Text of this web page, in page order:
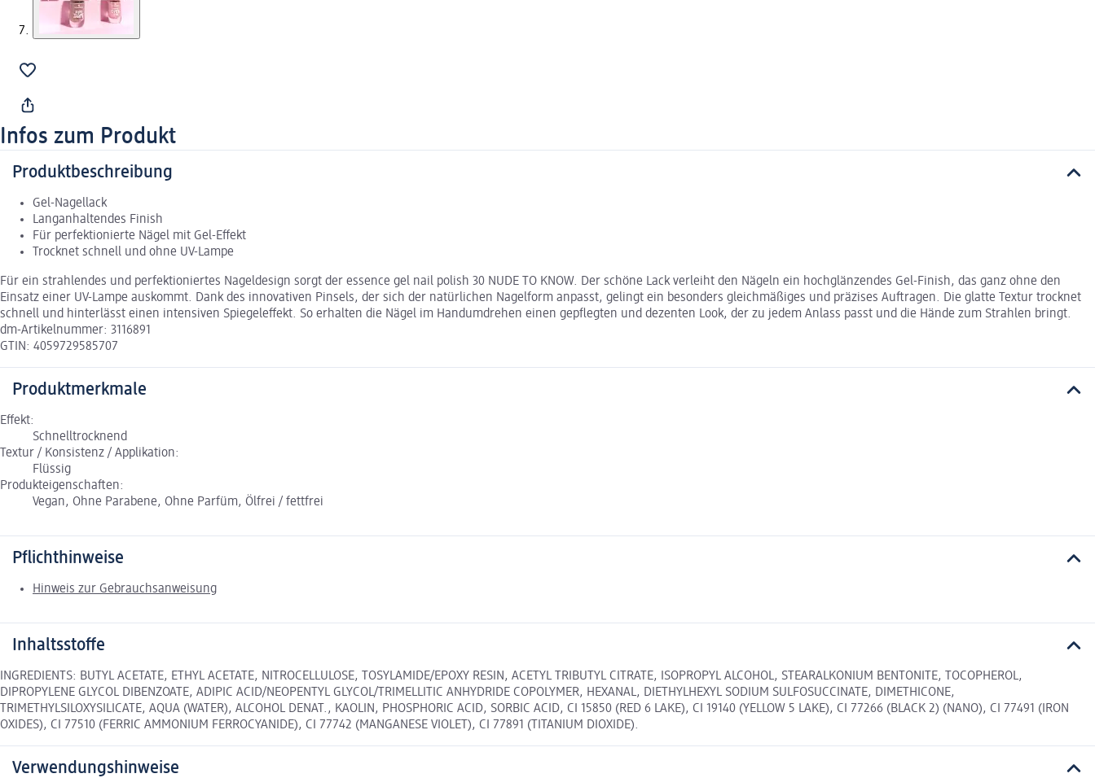
Infos zum Produkt
Produktbeschreibung
Gel-Nagellack
Langanhaltendes Finish
Für perfektionierte Nägel mit Gel-Effekt
Trocknet schnell und ohne UV-Lampe
Für ein strahlendes und perfektioniertes Nageldesign sorgt der essence gel nail polish 30 NUDE TO KNOW. Der schöne Lack verleiht den Nägeln ein hochglänzendes Gel-Finish, das ganz ohne den
Einsatz einer UV-Lampe auskommt. Dank des innovativen Pinsels, der sich der natürlichen Nagelform anpasst, gelingt ein besonders gleichmäßiges und präzises Auftragen. Die glatte Textur trocknet
schnell und hinterlässt einen intensiven Spiegeleffekt. So erhalten die Nägel im Handumdrehen einen gepflegten und dezenten Look, der zu jedem Anlass passt und die Hände zum Strahlen bringt.
dm-Artikelnummer: 3116891
GTIN: 4059729585707
Produktmerkmale
Effekt:
Schnelltrocknend
Textur / Konsistenz / Applikation:
Flüssig
Produkteigenschaften:
Vegan, Ohne Parabene, Ohne Parfüm, Ölfrei / fettfrei
Pflichthinweise
Hinweis zur Gebrauchsanweisung
Inhaltsstoffe
INGREDIENTS: BUTYL ACETATE, ETHYL ACETATE, NITROCELLULOSE, TOSYLAMIDE/EPOXY RESIN, ACETYL TRIBUTYL CITRATE, ISOPROPYL ALCOHOL, STEARALKONIUM BENTONITE, TOCOPHEROL,
DIPROPYLENE GLYCOL DIBENZOATE, ADIPIC ACID/NEOPENTYL GLYCOL/TRIMELLITIC ANHYDRIDE COPOLYMER, HEXANAL, DIETHYLHEXYL SODIUM SULFOSUCCINATE, DIMETHICONE,
TRIMETHYLSILOXYSILICATE, AQUA (WATER), ALCOHOL DENAT., KAOLIN, PHOSPHORIC ACID, SORBIC ACID, CI 15850 (RED 6 LAKE), CI 19140 (YELLOW 5 LAKE), CI 77266 (BLACK 2) (NANO), CI 77491 (IRON
OXIDES), CI 77510 (FERRIC AMMONIUM FERROCYANIDE), CI 77742 (MANGANESE VIOLET), CI 77891 (TITANIUM DIOXIDE).
Verwendungshinweise